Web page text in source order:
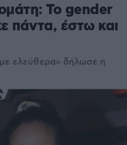
Το gender
πάντα, έστω και
ελεύθερα» δήλωσε η